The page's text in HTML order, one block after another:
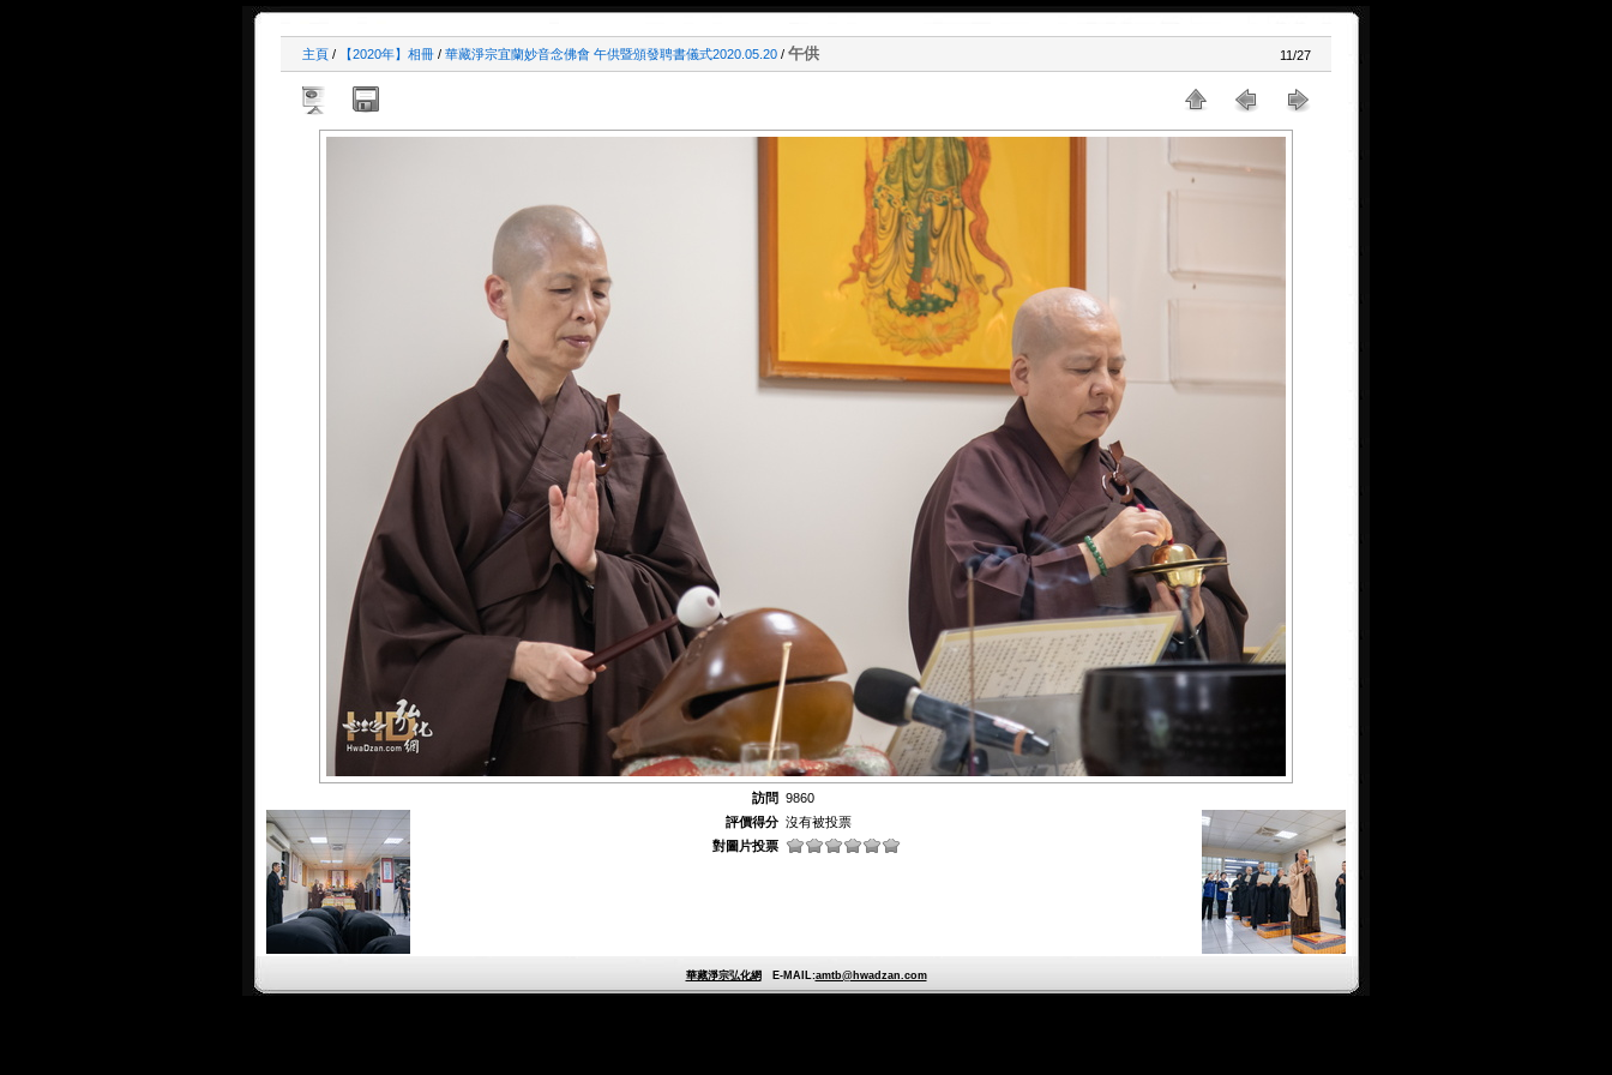
主頁 / 【2020年】相冊 / 華藏淨宗宜蘭妙音念佛會 午供暨頒發聘書儀式2020.05.20 / 午供 11/27
訪問 9860
評價得分 沒有被投票
對圖片投票
華藏淨宗弘化網E-MAIL:amtb@hwadzan.com